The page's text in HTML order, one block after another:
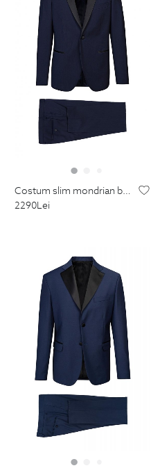
costum slim mondrian bleumarin uni
2290Lei